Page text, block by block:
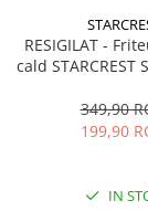
RESIGILAT -
cald STARCREST
Termostat 80 -
programe
349,90
199,90
IN